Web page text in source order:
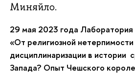
Миняйло.
29 мая 2023 года
«От религиозной
дисциплинаризации в истории
Запада? Опыт Чешского